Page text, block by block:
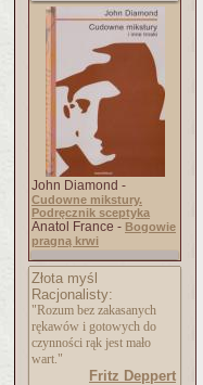
John Diamond -
Cudowne mikstury.
Podręcznik sceptyka
Anatol France - Bogowie
pragną krwi
Złota myśl
Racjonalisty:
"Rozum bez zakasanych
rękawów i gotowych do
czynności rąk jest mało
wart."
Fritz Deppert